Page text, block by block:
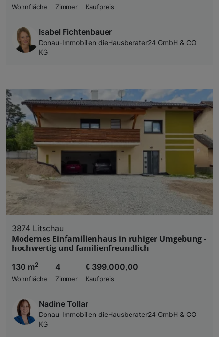
Wohnfläche
Zimmer Kaufpreis
Isabel Fichtenbauer
Donau-Immobilien dieHausberater24 GmbH & CO
KG
3874 Litschau
Modernes Einfamilienhaus in ruhiger Umgebung -
hochwertig und familienfreundlich
130 m2
Wohnfläche
4
Zimmer
€ 399.000,00
Kaufpreis
Nadine Tollar
Donau-Immobilien dieHausberater24 GmbH & CO
KG